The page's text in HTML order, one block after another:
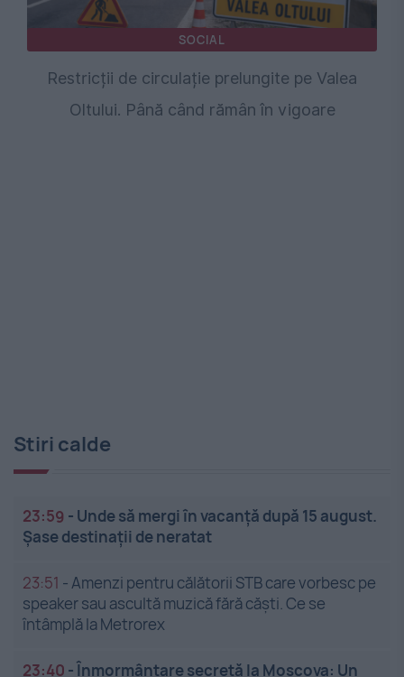
SOCIAL
Restricții de circulație prelungite pe Valea
Oltului. Până când rămân în vigoare
Stiri calde
23:59 - Unde să mergi în vacanță după 15 august.
Șase destinații de neratat
23:51 -Amenzi pentru călătorii STB care vorbesc pe
speaker sau ascultă muzică fără căști. Ce se
întâmplă la Metrorex
23:40 -Înmormântare secretă la Moscova: Un